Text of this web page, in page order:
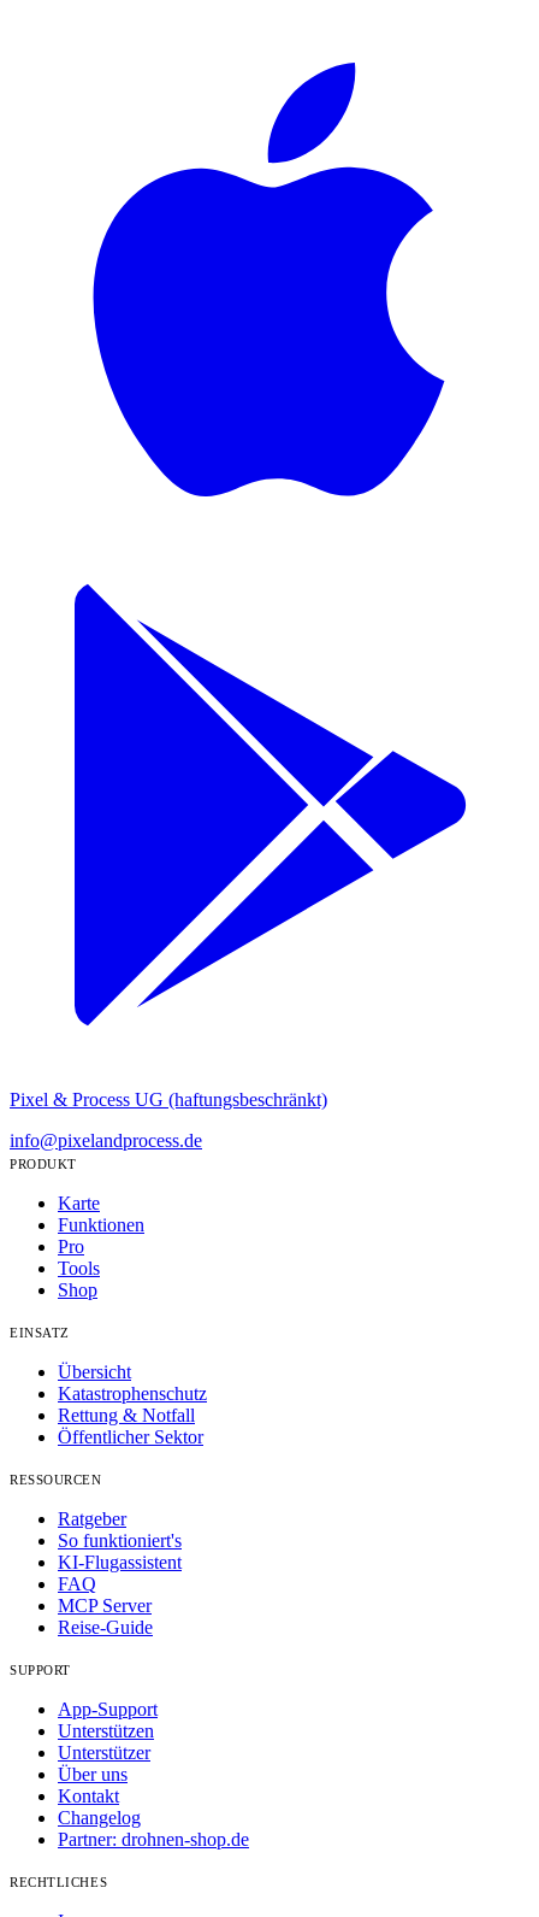
Pixel & Process UG (haftungsbeschränkt)
info@pixelandprocess.de
PRODUKT
Karte
Funktionen
Pro
Tools
Shop
EINSATZ
Übersicht
Katastrophenschutz
Rettung & Notfall
Öffentlicher Sektor
RESSOURCEN
Ratgeber
So funktioniert's
KI-Flugassistent
FAQ
MCP Server
Reise-Guide
SUPPORT
App-Support
Unterstützen
Unterstützer
Über uns
Kontakt
Changelog
Partner: drohnen-shop.de
RECHTLICHES